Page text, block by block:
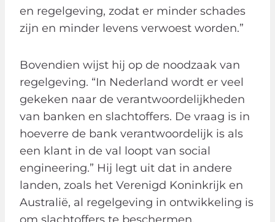
en regelgeving, zodat er minder schades
zijn en minder levens verwoest worden.”
Bovendien wijst hij op de noodzaak van
regelgeving. “In Nederland wordt er veel
gekeken naar de verantwoordelijkheden
van banken en slachtoffers. De vraag is in
hoeverre de bank verantwoordelijk is als
een klant in de val loopt van social
engineering.” Hij legt uit dat in andere
landen, zoals het Verenigd Koninkrijk en
Australië, al regelgeving in ontwikkeling is